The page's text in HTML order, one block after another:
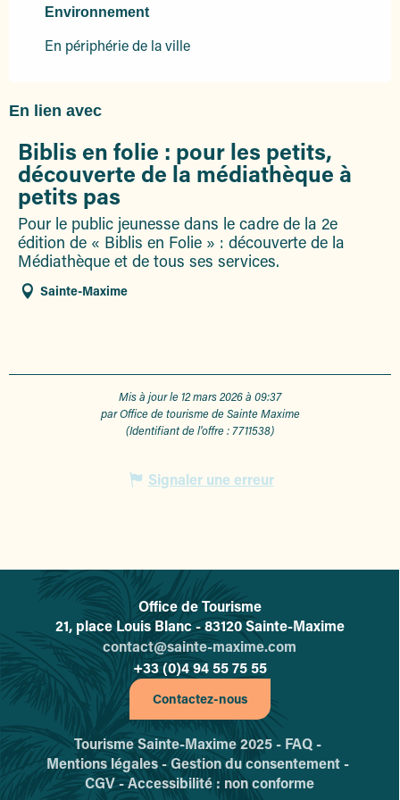
Environnement
Environnement
En périphérie de la ville
En lien avec
Biblis en folie : pour les petits,
découverte de la médiathèque à
petits pas
Pour le public jeunesse dans le cadre de la 2e
édition de « Biblis en Folie » : découverte de la
Médiathèque et de tous ses services.
Sainte-Maxime
Mis à jour le 12 mars 2026 à 09:37
par Office de tourisme de Sainte Maxime
(Identifiant de l'offre :7711538)
Signaler une erreur
L'office de tourisme de Sainte-
Office de Tourisme
21, place Louis Blanc - 83120 Sainte-Maxime
contact@sainte-maxime.com
+33 (0)4 94 55 75 55
Contactez-nous
Tourisme Sainte-Maxime 2025 - FAQ -
Mentions légales -Gestion du consentement -
CGV -Accessibilité : non conforme